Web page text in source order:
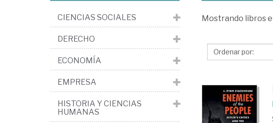
Ryan
Mostrando libros
CIENCIAS SOCIALES
DERECHO
ECONOMÍA
EMPRESA
HISTORIA Y CIENCIAS
HUMANAS